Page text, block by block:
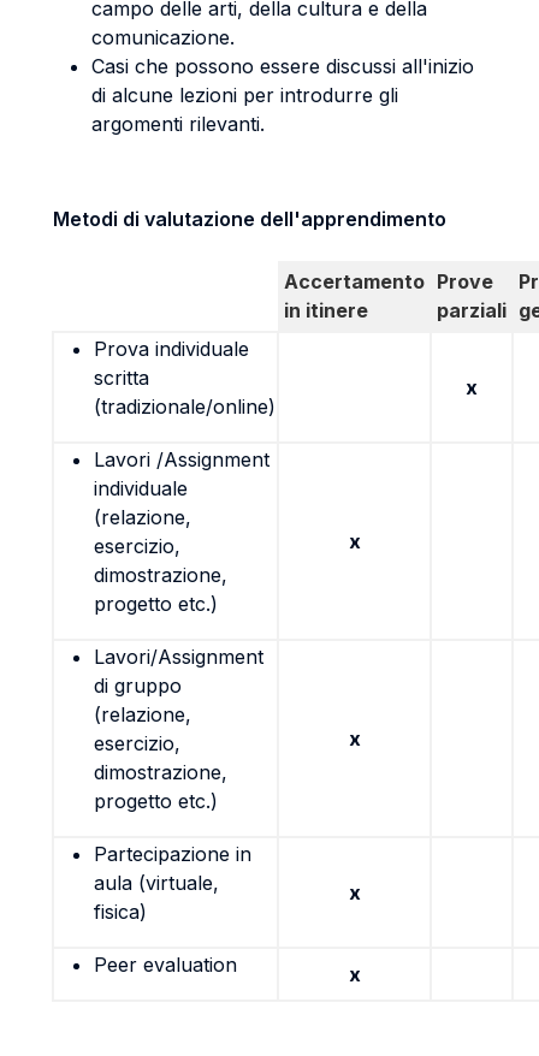
campo delle arti, della cultura e della
comunicazione.
Casi che possono essere discussi all'inizio
di alcune lezioni per introdurre gli
argomenti rilevanti.
Metodi di valutazione dell'apprendimento
Accertamento
in itinere
Prove
parziali
Prova individuale
scritta
(tradizionale/online)
x
Lavori /Assignment
individuale
(relazione,
esercizio,
dimostrazione,
progetto etc.)
x
Lavori/Assignment
di gruppo
(relazione,
esercizio,
dimostrazione,
progetto etc.)
x
Partecipazione in
aula (virtuale,
fisica)
x
Peer evaluation x